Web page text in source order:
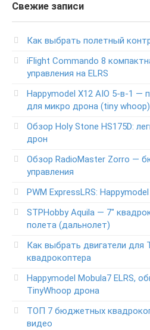
Свежие записи
Как выбрать полетный
iFlight Commando 8
управления на ELRS
Happymodel X12 AIO 5-в-1 —
для микро дрона (tiny whoop)
Обзор Holy Stone HS175D:
дрон
Обзор RadioMaster Zorro —
управления
PWM ExpressLRS: Happymodel
STPHobby Aquila — 7″
полета (дальнолет)
Как выбрать двигатели для
квадрокоптера
Happymodel Mobula7 ELRS,
TinyWhoop дрона
ТОП 7 бюджетных
видео